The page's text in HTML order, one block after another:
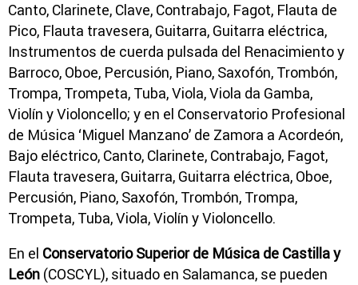
Canto, Clarinete, Clave, Contrabajo, Fagot, Flauta de
Pico, Flauta travesera, Guitarra, Guitarra eléctrica,
Instrumentos de cuerda pulsada del Renacimiento y
Barroco, Oboe, Percusión, Piano, Saxofón, Trombón,
Trompa, Trompeta, Tuba, Viola, Viola da Gamba,
Violín y Violoncello; y en el Conservatorio Profesional
de Música ‘Miguel Manzano’ de Zamora a Acordeón,
Bajo eléctrico, Canto, Clarinete, Contrabajo, Fagot,
Flauta travesera, Guitarra, Guitarra eléctrica, Oboe,
Percusión, Piano, Saxofón, Trombón, Trompa,
Trompeta, Tuba, Viola, Violín y Violoncello.
En el Conservatorio Superior de Música de Castilla y
León (COSCYL), situado en Salamanca, se pueden